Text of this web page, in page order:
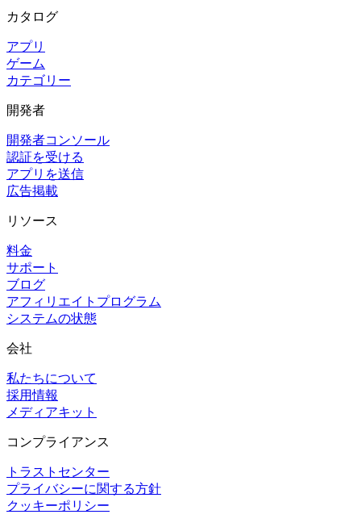
カタログ
アプリ
ゲーム
カテゴリー
開発者
開発者コンソール
認証を受ける
アプリを送信
広告掲載
リソース
料金
サポート
ブログ
アフィリエイトプログラム
システムの状態
会社
私たちについて
採用情報
メディアキット
コンプライアンス
トラストセンター
プライバシーに関する方針
クッキーポリシー